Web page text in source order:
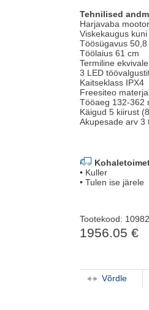
Tehnilised
Harjavaba mootor
Viskekaugus kuni
Töösügavus 50,8
Töölaius 61 cm
Termiline
3 LED
Kaitseklass IPX4
Freesiteo
Tööaeg 132-362
Käigud 5 kiirust
Akupesade arv 3
• Kuller
• Tulen ise järele
Tootekood:
1956.05 €
Võrdle